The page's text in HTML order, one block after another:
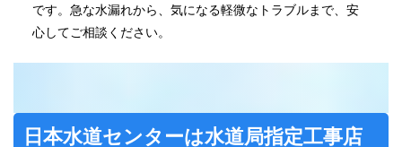
です。急な水漏れから、気になる軽微なトラブルまで、安
心してご相談ください。
日本水道センターは水道局指定工事店